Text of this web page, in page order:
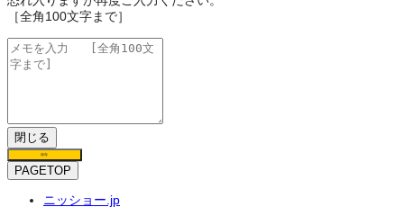
［全角100文字まで］
閉じる
保存
PAGETOP
ニッショー.jp